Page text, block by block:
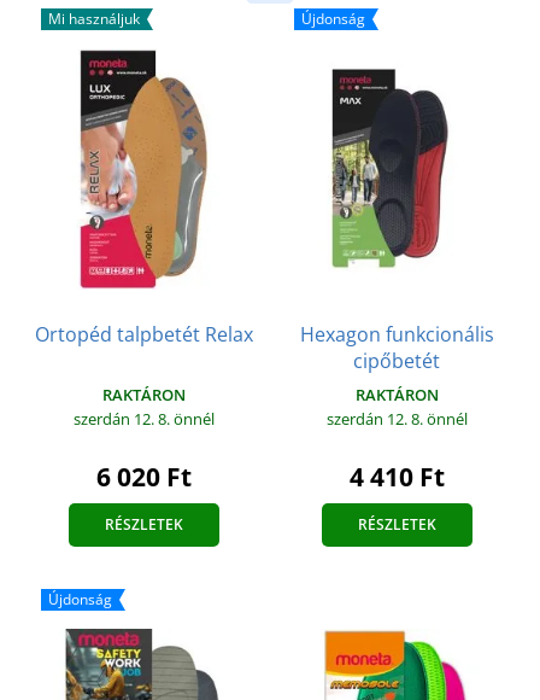
Mi használjuk
Ortopéd talpbetét Relax
RAKTÁRON
szerdán 12. 8.önnél
6 020 Ft
RÉSZLETEK
Újdonság
Hexagon funkcionális
cipőbetét
RAKTÁRON
szerdán 12. 8.önnél
4 410 Ft
RÉSZLETEK
Újdonság